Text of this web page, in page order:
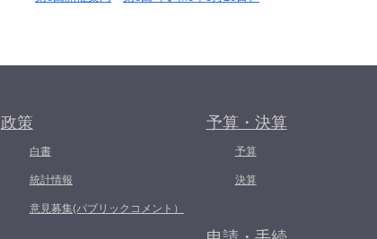
政策
白書
統計情報
意見募集(パブリックコメント）
予算・決算
予算
決算